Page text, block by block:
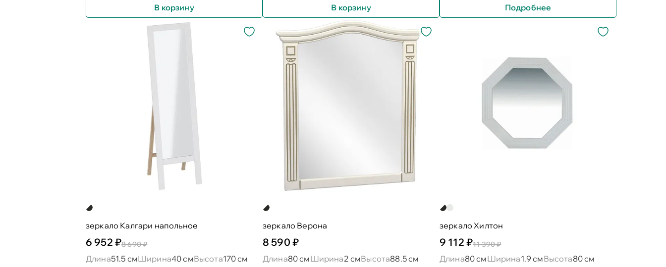
В корзину В корзину Подробнее
зеркало Калгари напольное
6 952 ₽8 690 ₽
Длина51.5 смШирина40 смВысота170 см
зеркало Верона
8 590 ₽
Длина80 смШирина2 смВысота88.5 см
зеркало Хилтон
9 112 ₽11 390 ₽
Длина80 смШирина1.9 смВысота80 см